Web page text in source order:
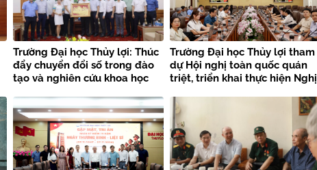
Trường Đại học Thủy lợi: Thúc
đẩy chuyển đổi số trong đào
tạo và nghiên cứu khoa học
Trường Đại học Thủy lợi tham
dự Hội nghị toàn quốc quán
triệt, triển khai thực hiện Nghị
khóa XIV